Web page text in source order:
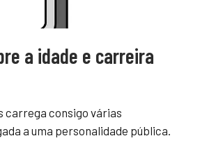
a idade e carreira
carrega consigo várias
a uma personalidade pública.